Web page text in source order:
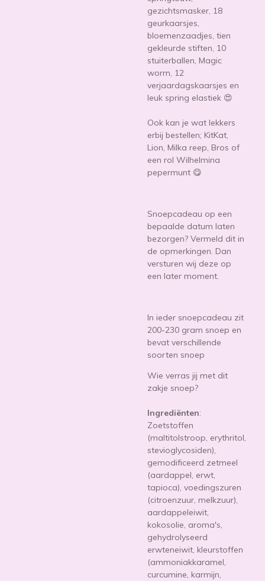
gezichtsmasker, 18
geurkaarsjes,
bloemenzaadjes, tien
gekleurde stiften, 10
stuiterballen, Magic
worm, 12
verjaardagskaarsjes en
leuk spring elastiek 😍
Ook kan je wat lekkers
erbij bestellen; KitKat,
Lion, Milka reep, Bros of
een rol Wilhelmina
pepermunt 😋
Snoepcadeau op een
bepaalde datum laten
bezorgen? Vermeld dit in
de opmerkingen. Dan
versturen wij deze op
een later moment.
In ieder snoepcadeau zit
200-230 gram snoep en
bevat verschillende
soorten snoep
Wie verras jij met dit
zakje snoep?
Ingrediënten:
Zoetstoffen
(maltitolstroop, erythritol,
stevioglycosiden),
gemodificeerd zetmeel
(aardappel, erwt,
tapioca), voedingszuren
(citroenzuur, melkzuur),
aardappeleiwit,
kokosolie, aroma's,
gehydrolyseerd
erwteneiwit, kleurstoffen
(ammoniakkaramel,
curcumine, karmijn,